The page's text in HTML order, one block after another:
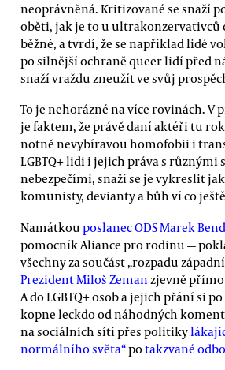
neoprávněná. Kritizované se snaží
oběti, jak je to u ultrakonzervativců
běžné, a tvrdí, že se například lidé
po silnější ochraně queer lidí před
snaží vraždu zneužít ve svůj
To je nehorázné na více rovinách. V
je faktem, že právě daní aktéři tu
notně nevybíravou homofobii i
LGBTQ+ lidi i jejich práva s různými
nebezpečími, snaží se je vykreslit
komunisty, devianty a bůh ví co
Namátkou poslanec ODS Marek
pomocník Aliance pro rodinu —
všechny za součást „rozpadu
Prezident Miloš Zeman zjevně
A do LGBTQ+ osob a jejich přání si
kopne leckdo od náhodných
na sociálních sítí přes politiky
normálního světa“potakzvané